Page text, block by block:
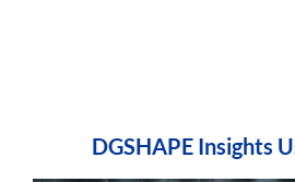
DGSHAPE Insights